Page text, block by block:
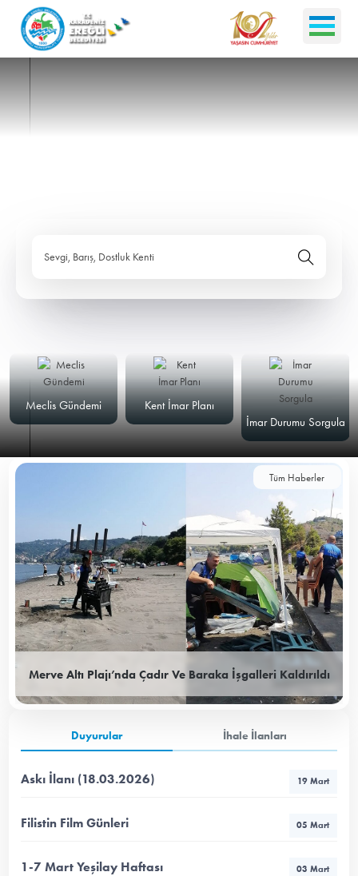
Sevgi, Barış, Dostluk Kenti
Meclis Gündemi
Kent İmar Planı
İmar Durumu Sorgula
Tüm Haberler
Merve Altı Plajı’nda Çadır Ve Baraka İşgalleri Kaldırıldı
Duyurular İhale İlanları
Askı İlanı (18.03.2026) 19 Mart
Filistin Film Günleri 05 Mart
1-7 Mart Yeşilay Haftası 03 Mart